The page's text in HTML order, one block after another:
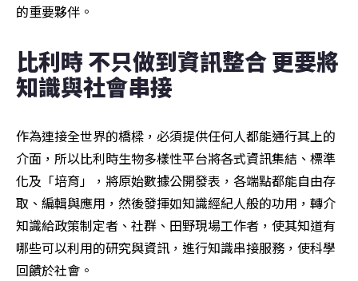
的重要夥伴。
比利時 不只做到資訊整合 更要將
知識與社會串接
作為連接全世界的橋樑，必須提供任何人都能通行其上的
介面，所以比利時生物多樣性平台將各式資訊集結、標準
化及「培育」，將原始數據公開發表，各端點都能自由存
取、編輯與應用，然後發揮如知識經紀人般的功用，轉介
知識給政策制定者、社群、田野現場工作者，使其知道有
哪些可以利用的研究與資訊，進行知識串接服務，使科學
回饋於社會。